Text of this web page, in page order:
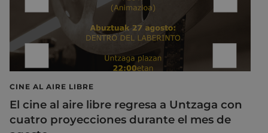
CINE AL AIRE LIBRE
El cine al aire libre regresa a Untzaga con
cuatro proyecciones durante el mes de